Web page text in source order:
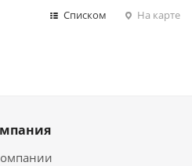
Списком На карте